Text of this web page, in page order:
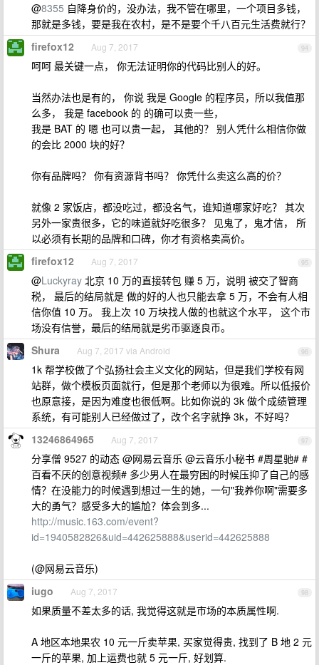
@8355 自降身价的，没办法，我不管在哪里，一个项目多钱，
那就是多钱，要是我在农村，是不是要个千八百元生活费就行？
94
firefox12 Aug 7, 2017
呵呵 最关键一点， 你无法证明你的代码比别人的好。
当然办法也是有的， 你说 我是 Google 的程序员，所以我值那
么多， 我是 facebook 的 的确可以贵一些，
我是 BAT 的 嗯 也可以贵一起， 其他的？ 别人凭什么相信你做
的会比 2000 块的好？
你有品牌吗？ 你有资源背书吗？ 你凭什么卖这么高的价？
就像 2 家饭店，都没吃过，都没名气，谁知道哪家好吃？ 其次
另外一家贵很多，它的味道就好吃很多？ 见鬼了，鬼才信， 所
以必须有长期的品牌和口碑，你才有资格卖高价。
95
firefox12 Aug 7, 2017
@Luckyray 北京 10 万的直接转包 赚 5 万，说明 被交了智商
税， 最后的结局就是 做的好的人也只能去拿 5 万，不会有人相
信你值 10 万。 我上次 10 万块找人做的也就这个水平， 这个市
场没有信誉，最后的结局就是劣币驱逐良币。
96
Shura Aug 7, 2017 via Android
1k 帮学校做了个弘扬社会主义文化的网站，但是我们学校有网
站群，做个模板页面就行，但是那个老师以为很难。所以低报价
也原意接，是因为难度也很低啊。比如你说的 3k 做个成绩管理
系统，有可能别人已经做过了，改个名字就挣 3k，不好吗？
97
13246864965 Aug 7, 2017
分享僧 9527 的动态 @网易云音乐 @云音乐小秘书 #周星驰# #
百看不厌的创意视频# 多少男人在最穷困的时候压抑了自己的感
情？在没能力的时候遇到想过一生的她，一句"我养你啊"需要多
大的勇气？感受多大的尴尬？体会到多...
http://music.163.com/event?
id=1940582826&uid=442625888&userid=442625888
(@网易云音乐)
98
iugo Aug 7, 2017
如果质量不差太多的话, 我觉得这就是市场的本质属性啊.
A 地区本地果农 10 元一斤卖苹果, 买家觉得贵, 找到了 B 地 2 元
一斤的苹果, 加上运费也就 5 元一斤, 好划算.